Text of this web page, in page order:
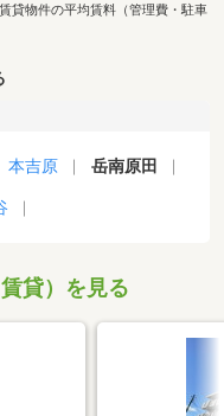
貸物件の平均賃料（管理費・駐車
本吉原 岳南原田
貸）を見る